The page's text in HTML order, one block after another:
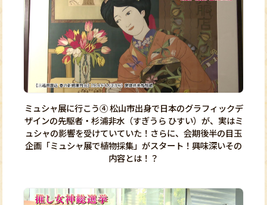
ミュシャ展に行こう④ 松山市出身で日本のグラフィックデ
ザインの先駆者・杉浦非水（すぎうら ひすい）が、実はミ
ュシャの影響を受けていていた！さらに、会期後半の目玉
企画「ミュシャ展で植物採集」がスタート！興味深いその
内容とは！？